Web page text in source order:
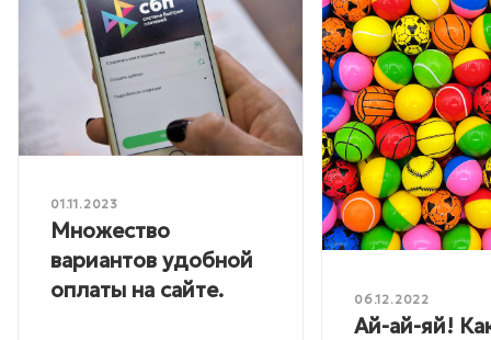
01.11.2023
Множество
вариантов удобной
оплаты на сайте.
06.12.2022
Ай-ай-яй!